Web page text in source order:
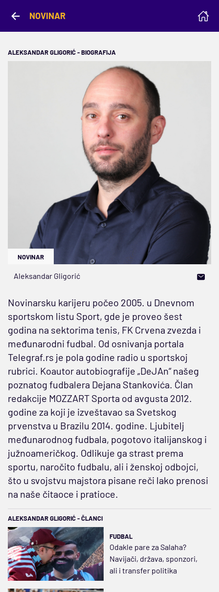
NOVINAR
ALEKSANDAR GLIGORIĆ - BIOGRAFIJA
NOVINAR
Aleksandar Gligorić
Novinarsku karijeru počeo 2005. u Dnevnom
sportskom listu Sport, gde je proveo šest
godina na sektorima tenis, FK Crvena zvezda i
međunarodni fudbal. Od osnivanja portala
Telegraf.rs je pola godine radio u sportskoj
rubrici. Koautor autobiografije „DeJAn“ našeg
poznatog fudbalera Dejana Stankovića. Član
redakcije MOZZART Sporta od avgusta 2012.
godine za koji je izveštavao sa Svetskog
prvenstva u Brazilu 2014. godine. Ljubitelj
međunarodnog fudbala, pogotovo italijanskog i
južnoameričkog. Odlikuje ga strast prema
sportu, naročito fudbalu, ali i ženskoj odbojci,
što u svojstvu majstora pisane reči lako prenosi
na naše čitaoce i pratioce.
ALEKSANDAR GLIGORIĆ - ČLANCI
FUDBAL
Odakle pare za Salaha?
Navijači, država, sponzori,
ali i transfer politika